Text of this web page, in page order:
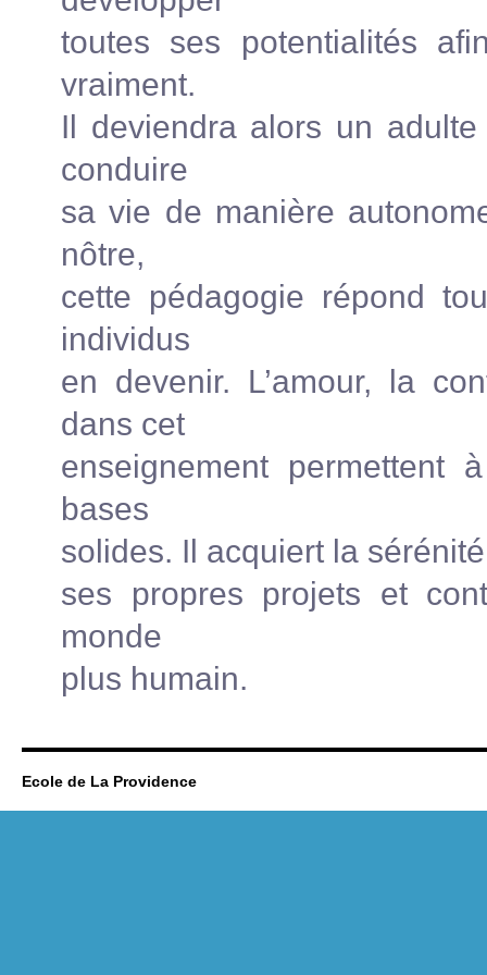
toutes ses potentialités
vraiment.
Il deviendra alors un
conduire
sa vie de manière
nôtre,
cette pédagogie répond
individus
en devenir. L’amour, la
dans cet
enseignement permettent
bases
solides. Il acquiert la
ses propres projets et
monde
plus humain.
Ecole de La Providence